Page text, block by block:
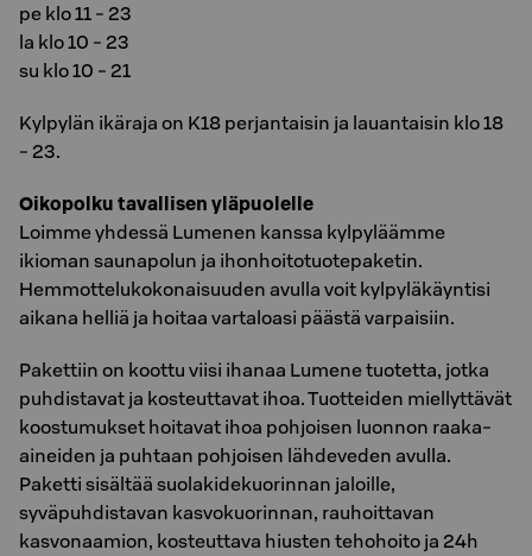
pe klo 11 - 23
la klo 10 - 23
su klo 10 - 21
Kylpylän ikäraja on K18 perjantaisin ja lauantaisin klo 18
- 23.
Oikopolku tavallisen yläpuolelle
Loimme yhdessä Lumenen kanssa kylpyläämme
ikioman saunapolun ja ihonhoitotuotepaketin.
Hemmottelukokonaisuuden avulla voit kylpyläkäyntisi
aikana helliä ja hoitaa vartaloasi päästä varpaisiin.
Pakettiin on koottu viisi ihanaa Lumene tuotetta, jotka
puhdistavat ja kosteuttavat ihoa. Tuotteiden miellyttävät
koostumukset hoitavat ihoa pohjoisen luonnon raaka-
aineiden ja puhtaan pohjoisen lähdeveden avulla.
Paketti sisältää suolakidekuorinnan jaloille,
syväpuhdistavan kasvokuorinnan, rauhoittavan
kasvonaamion, kosteuttava hiusten tehohoito ja 24h